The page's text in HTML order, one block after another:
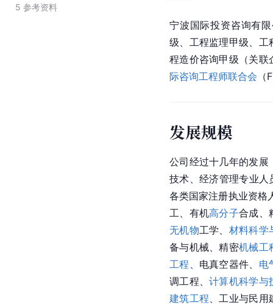
5 参考资料
宁波国际投资咨询有
级、工程监理甲级、工
程造价咨询甲级（关联
际咨询工程师联合会
发展规模
公司经过十几年的发展
技术、经济管理专业
各类国家注册执业资格
工、有机高分子合成、
无机物工学、 材料科学
备与机械、精密机械工
工程 、电真空器件、 电
调工程、计算机科学与
建筑工程 、工业与民